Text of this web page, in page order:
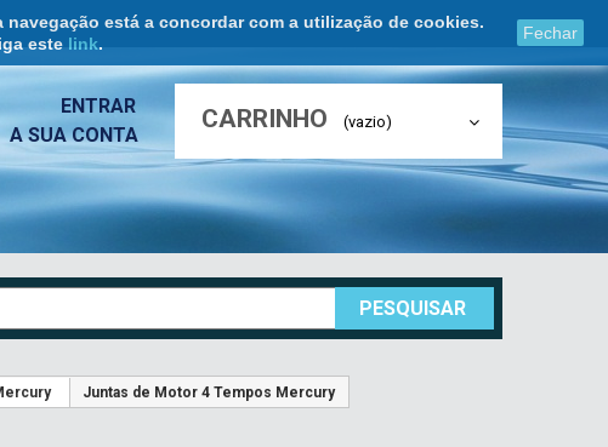
está a concordar com a utilização de cookies.
este link.
Fechar
CARRINHO (vazio)
ENTRAR
A SUA CONTA
PESQUISAR
Juntas de Motor 4 Tempos Mercury